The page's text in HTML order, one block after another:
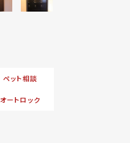
ペット相談
オートロック